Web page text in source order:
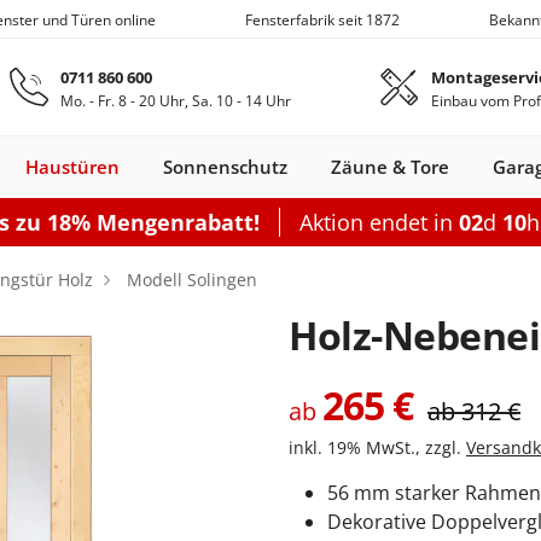
Zum Hauptinhalt springen
und Türen online Fensterfabrik seit 1872
0711 860 600
Mo. - Fr. 8 - 20 Uhr, Sa. 10 - 14 Uhr Einbau vom
Holz-Alu
Fenster
Dachfenster
Dachfenster
Konfigurieren
Holz
Balkontüren Holz-
Balkontüren
Aluminium
Zubehör
Montageset
Faltschiebe­türen Hebeschiebe­türen
Optionen
Terrassen-
Haustüren
Holz
Nebeneingangstüren
Nebeneingangstür
Nebeneingangstür
Holz
Nebeneingangstür
Sonnenschutz
Fensterläden Markisen
Konfigurieren
Pergola
Konfigurieren
Zäune & Tore
Zäune
Gartenzaun
Konfigurieren
Rolltore
Rolltor konfigurieren
Optionen
Garagentor mit Tür
Sektionaltor
Carports mit Abstellraum
Optionen
Doppelcarport
Carport Dacheindeckung
Carport Beleuchtung
zu 18% Mengenrabatt! Aktion endet in 02d 10h
Holz Modell Solingen
Holz-
ab 265€ ab312€
inkl. 19% MwSt., zzgl.
56 mm starker Rahmen
Dekorative